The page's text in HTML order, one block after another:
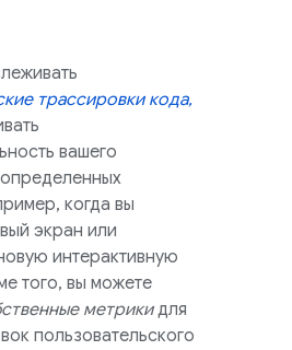
трассировки кода,
вашего
когда вы
экран или
интерактивную
того, вы можете
метрикидля
пользовательского